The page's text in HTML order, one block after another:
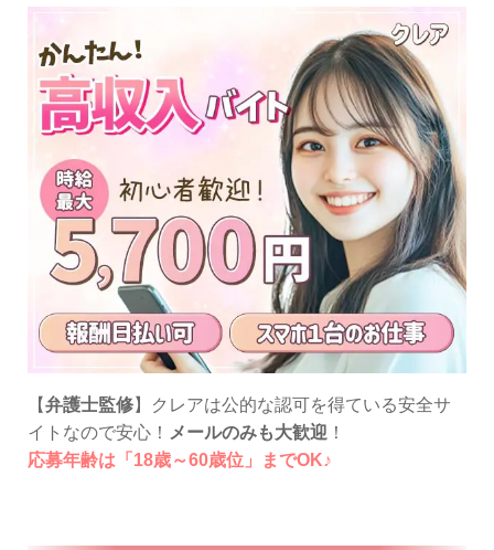
【弁護士監修】クレアは公的な認可を得ている安全サ
イトなので安心！ メールのみも大歓迎 ！
応募年齢は「18歳～60歳位」までOK♪